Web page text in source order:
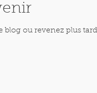
blog ou revenez plus